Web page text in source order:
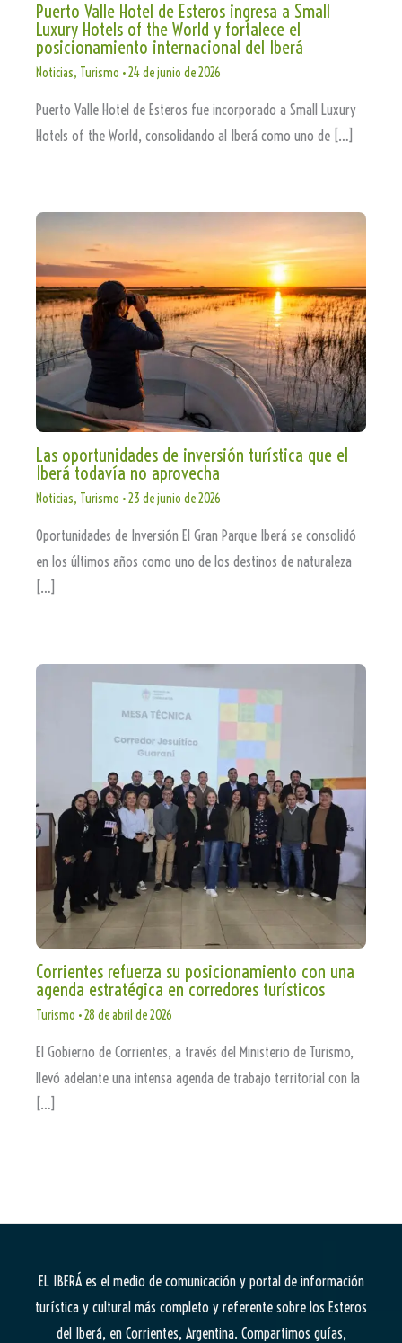
Puerto Valle Hotel de Esteros ingresa a Small
Luxury Hotels of the World y fortalece el
posicionamiento internacional del Iberá
Noticias, Turismo •24 de junio de 2026
Puerto Valle Hotel de Esteros fue incorporado a Small Luxury
Hotels of the World, consolidando al Iberá como uno de […]
Las oportunidades de inversión turística que el
Iberá todavía no aprovecha
Noticias, Turismo •23 de junio de 2026
Oportunidades de Inversión El Gran Parque Iberá se consolidó
en los últimos años como uno de los destinos de naturaleza
[…]
Corrientes refuerza su posicionamiento con una
agenda estratégica en corredores turísticos
Turismo •28 de abril de 2026
El Gobierno de Corrientes, a través del Ministerio de Turismo,
llevó adelante una intensa agenda de trabajo territorial con la
[…]
EL IBERÁes el medio de comunicación y portal de información
turística y cultural más completo y referente sobre los Esteros
del Iberá, en Corrientes, Argentina. Compartimos guías,